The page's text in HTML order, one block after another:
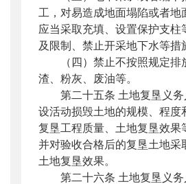
工，对易造成地面塌陷或者地
应当采取充填、设置保护支柱
及限制、禁止开采地下水等措
（四）禁止不按照规定排
渣、粉灰、废油等。
第二十五条 土地复垦义务
设活动损毁土地的规模、程度
复垦工程质量、土地复垦效果
并对验收合格后的复垦土地采
土地复垦效果。
第二十六条 土地复垦义务